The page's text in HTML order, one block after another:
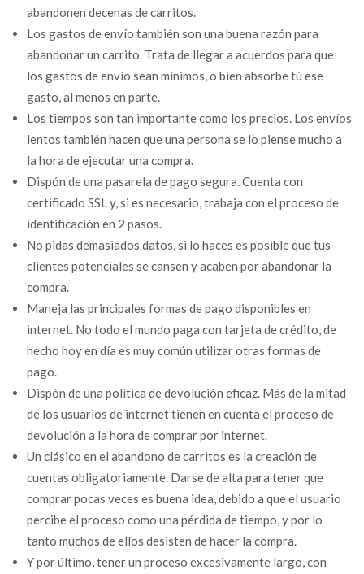
abandonen decenas de carritos.
Los gastos de envío también son una buena razón para
abandonar un carrito. Trata de llegar a acuerdos para que
los gastos de envío sean mínimos, o bien absorbe tú ese
gasto, al menos en parte.
Los tiempos son tan importante como los precios. Los envíos
lentos también hacen que una persona se lo piense mucho a
la hora de ejecutar una compra.
Dispón de una pasarela de pago segura. Cuenta con
certificado SSL y, si es necesario, trabaja con el proceso de
identificación en 2 pasos.
No pidas demasiados datos, si lo haces es posible que tus
clientes potenciales se cansen y acaben por abandonar la
compra.
Maneja las principales formas de pago disponibles en
internet. No todo el mundo paga con tarjeta de crédito, de
hecho hoy en día es muy común utilizar otras formas de
pago.
Dispón de una política de devolución eficaz. Más de la mitad
de los usuarios de internet tienen en cuenta el proceso de
devolución a la hora de comprar por internet.
Un clásico en el abandono de carritos es la creación de
cuentas obligatoriamente. Darse de alta para tener que
comprar pocas veces es buena idea, debido a que el usuario
percibe el proceso como una pérdida de tiempo, y por lo
tanto muchos de ellos desisten de hacer la compra.
Y por último, tener un proceso excesivamente largo, con